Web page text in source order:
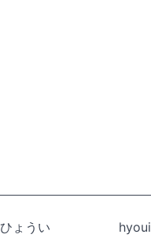
ひょうい hyoui